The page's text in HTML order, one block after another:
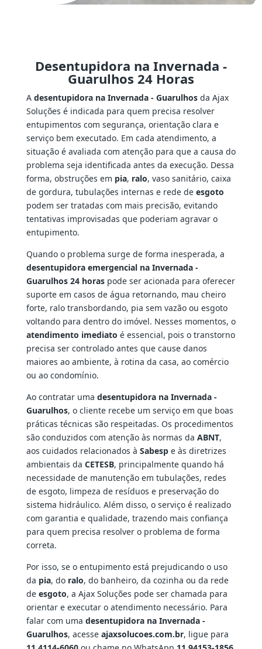
Desentupidora na Invernada -
Guarulhos 24 Horas
A desentupidora na Invernada - Guarulhosda Ajax
Soluções é indicada para quem precisa resolver
entupimentos com segurança, orientação clara e
serviço bem executado. Em cada atendimento, a
situação é avaliada com atenção para que a causa do
problema seja identificada antes da execução. Dessa
forma, obstruções em pia, ralo, vaso sanitário, caixa
de gordura, tubulações internas e rede de esgoto
podem ser tratadas com mais precisão, evitando
tentativas improvisadas que poderiam agravar o
entupimento.
Quando o problema surge de forma inesperada, a
desentupidora emergencial na Invernada -
Guarulhos 24 horaspode ser acionada para oferecer
suporte em casos de água retornando, mau cheiro
forte, ralo transbordando, pia sem vazão ou esgoto
voltando para dentro do imóvel. Nesses momentos, o
atendimento imediato é essencial, pois o transtorno
precisa ser controlado antes que cause danos
maiores ao ambiente, à rotina da casa, ao comércio
ou ao condomínio.
Ao contratar uma desentupidora na Invernada -
Guarulhos, o cliente recebe um serviço em que boas
práticas técnicas são respeitadas. Os procedimentos
são conduzidos com atenção às normas da ABNT,
aos cuidados relacionados à Sabespe às diretrizes
ambientais da CETESB, principalmente quando há
necessidade de manutenção em tubulações, redes
de esgoto, limpeza de resíduos e preservação do
sistema hidráulico. Além disso, o serviço é realizado
com garantia e qualidade, trazendo mais confiança
para quem precisa resolver o problema de forma
correta.
Por isso, se o entupimento está prejudicando o uso
da pia, do ralo, do banheiro, da cozinha ou da rede
de esgoto, a Ajax Soluções pode ser chamada para
orientar e executar o atendimento necessário. Para
falar com uma desentupidora na Invernada -
Guarulhos, acesse ajaxsolucoes.com.br, ligue para